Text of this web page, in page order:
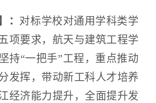
： 对标学校对通用学科类学
项要求，航天与建筑工程学
持“一把手”工程，重点推动
发挥，带动新工科人才培养
经济能力提升，全面提升发